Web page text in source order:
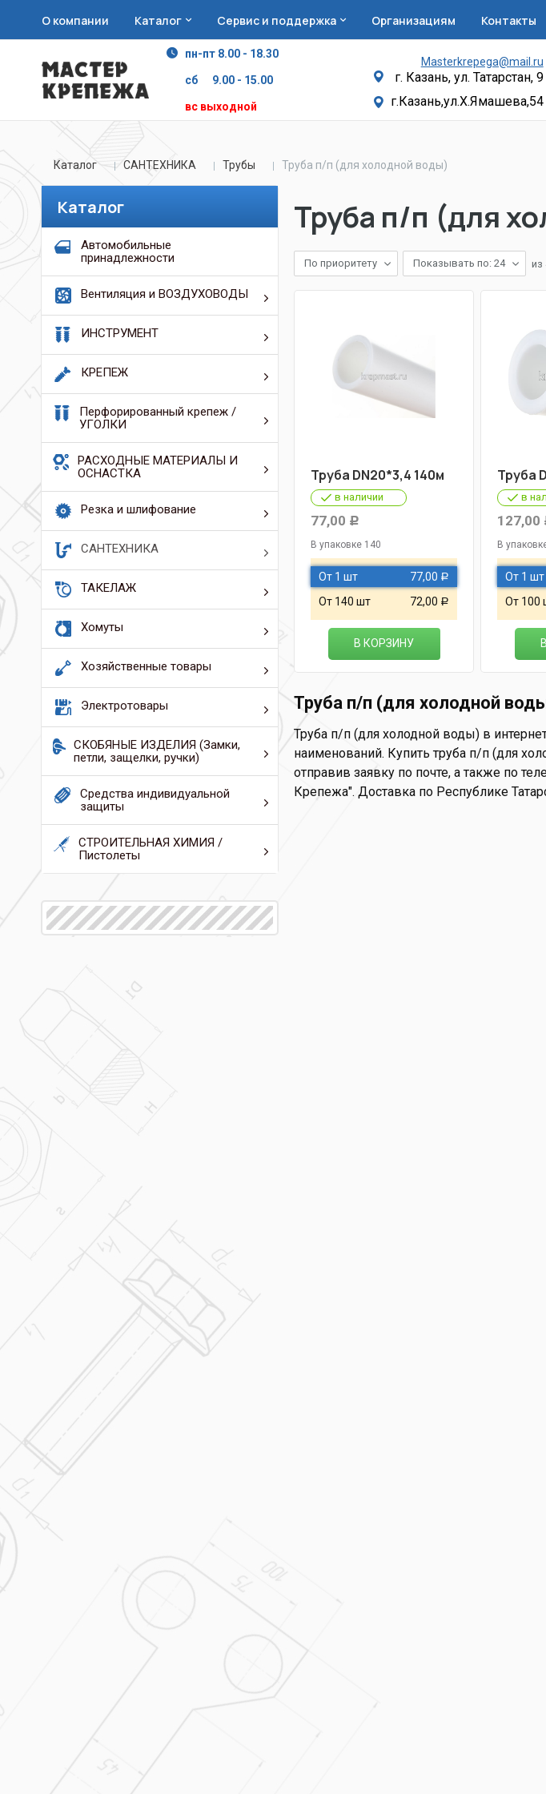
О компании Каталог Сервис и поддержка Организациям Контакты
пн-пт 8.00 - 18.30
сб 9.00 - 15.00
вс выходной
Masterkrepega@mail.ru
г. Казань, ул. Татарстан, 9
г.Казань,ул.Х.Ямашева,54
Каталог САНТЕХНИКА Трубы Труба п/п (для холодной воды)
Каталог
Автомобильные
принадлежности
Вентиляция и ВОЗДУХОВОДЫ
ИНСТРУМЕНТ
КРЕПЕЖ
Перфорированный крепеж /
УГОЛКИ
РАСХОДНЫЕ МАТЕРИАЛЫ И
ОСНАСТКА
Резка и шлифование
САНТЕХНИКА
ТАКЕЛАЖ
Хомуты
Хозяйственные товары
Электротовары
СКОБЯНЫЕ ИЗДЕЛИЯ (Замки,
петли, защелки, ручки)
Средства индивидуальной
защиты
СТРОИТЕЛЬНАЯ ХИМИЯ /
Пистолеты
Труба п/п (для
По приоритету Показывать по: 24 из
Труба DN20*3,4 140м
в наличии
77,00 Р
В упаковке 140
От 1 шт 77,00 Р
От 140 шт 72,00 Р
В КОРЗИНУ
Труба
в
127,00
В
От 1 шт
От 100
Труба п/п (для холодной
Труба п/п (для холодной воды) в
наименований. Купить труба п/п (для
отправив заявку по почте, а также по
Крепежа". Доставка по Республике